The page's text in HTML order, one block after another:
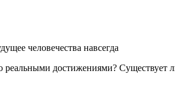
человечества навсегда
достижениями? Существует